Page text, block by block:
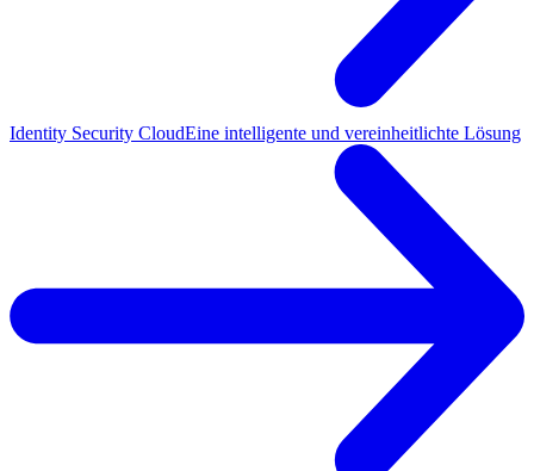
Identity Security CloudEine intelligente und vereinheitlichte Lösung